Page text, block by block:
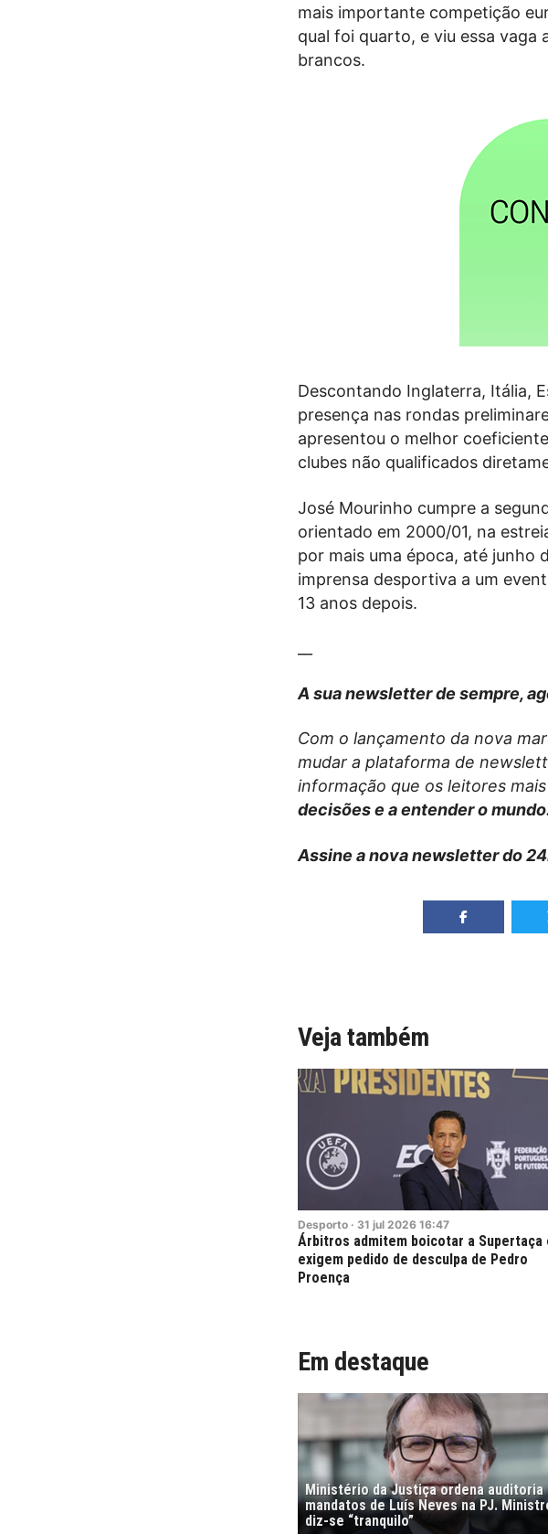
mais importante competição
qual foi quarto, e viu essa vaga
brancos.
Descontando Inglaterra, Itália,
presença nas rondas
apresentou o melhor
clubes não qualificados
José Mourinho cumpre a
orientado em 2000/01, na
por mais uma época, até junho
imprensa desportiva a um
13 anos depois.
A sua newsletter de sempre,
Com o lançamento da nova
mudar a plataforma de
informação que os leitores
decisões e a entender o
Assine a nova newsletter do
Veja também
Desporto · 31 jul 2026 16:47
Árbitros admitem boicotar a Supertaça
exigem pedido de desculpa de Pedro
Proença
Em destaque
Ministério da Justiça ordena auditoria
mandatos de Luís Neves na PJ.
diz-se “tranquilo”